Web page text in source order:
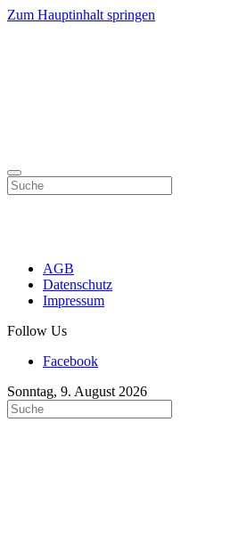
Zum Hauptinhalt springen
AGB
Datenschutz
Impressum
Follow Us
Facebook
Sonntag, 9. August 2026